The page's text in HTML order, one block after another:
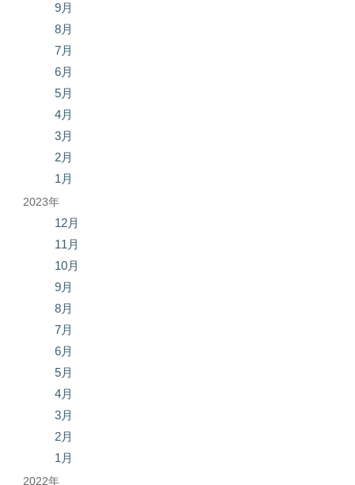
9月
8月
7月
6月
5月
4月
3月
2月
1月
2023年
12月
11月
10月
9月
8月
7月
6月
5月
4月
3月
2月
1月
2022年